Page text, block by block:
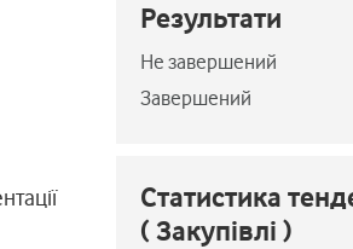
Результати
Не завершений
Завершений
Статистика
( Закупівлі )